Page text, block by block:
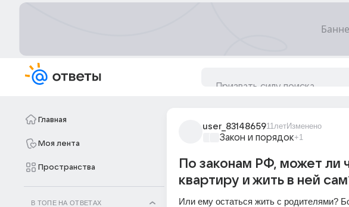
Главная
Моя лента
Пространства
В ТОПЕ НА ОТВЕТАХ
user_8314865911летИзменено
Закон и порядок+1
По законам РФ, может ли
квартиру и жить в ней
Или ему остаться жить с родителями?